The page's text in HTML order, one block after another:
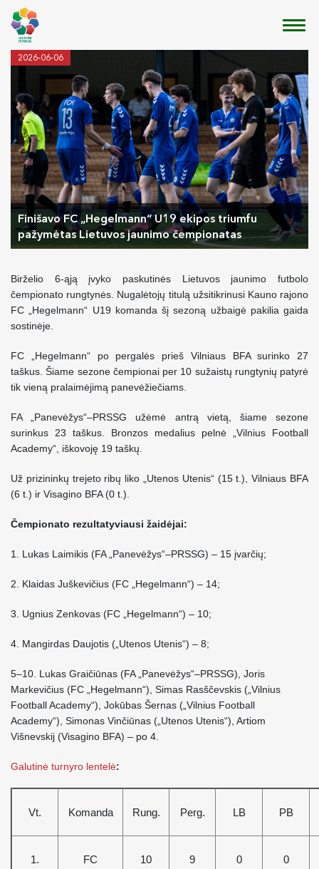
2026-06-06
Finišavo FC „Hegelmann“ U19 ekipos triumfu
pažymėtas Lietuvos jaunimo čempionatas
Birželio 6-ąją įvyko paskutinės Lietuvos jaunimo futbolo
čempionato rungtynės. Nugalėtojų titulą užsitikrinusi Kauno rajono
FC „Hegelmann“ U19 komanda šį sezoną užbaigė pakilia gaida
sostinėje.
FC „Hegelmann“ po pergalės prieš Vilniaus BFA surinko 27
taškus. Šiame sezone čempionai per 10 sužaistų rungtynių patyrė
tik vieną pralaimėjimą panevėžiečiams.
FA „Panevėžys“–PRSSG užėmė antrą vietą, šiame sezone
surinkus 23 taškus. Bronzos medalius pelnė „Vilnius Football
Academy“, iškovoję 19 taškų.
Už prizininkų trejeto ribų liko „Utenos Utenis“ (15 t.), Vilniaus BFA
(6 t.) ir Visagino BFA (0 t.).
Čempionato rezultatyviausi žaidėjai:
1. Lukas Laimikis (FA „Panevėžys“–PRSSG) – 15 įvarčių;
2. Klaidas Juškevičius (FC „Hegelmann“) – 14;
3. Ugnius Zenkovas (FC „Hegelmann“) – 10;
4. Mangirdas Daujotis („Utenos Utenis“) – 8;
5–10. Lukas Graičiūnas (FA „Panevėžys“–PRSSG), Joris
Markevičius (FC „Hegelmann“), Simas Rasščevskis („Vilnius
Football Academy“), Jokūbas Šernas („Vilnius Football
Academy“), Simonas Vinčiūnas („Utenos Utenis“), Artiom
Višnevskij (Visagino BFA) – po 4.
Galutinė turnyro lentelė:
Vt. Komanda Rung. Perg. LB PB
1.
FC
10 9 0 0